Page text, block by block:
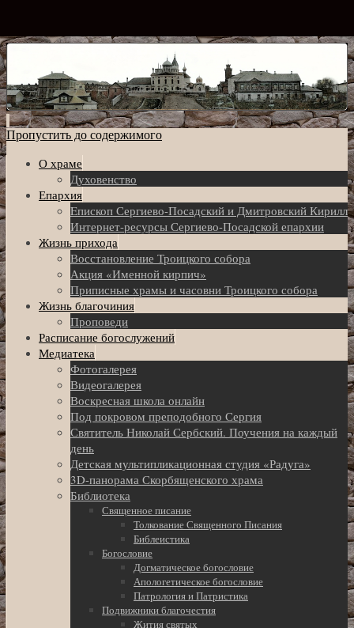
Пропустить до содержимого
О храме
Духовенство
Епархия
Eпископ Сергиево-Посадский и Дмитровский Кирилл
Интернет-ресурсы Сергиево-Посадской епархии
Жизнь прихода
Восстановление Троицкого собора
Акция «Именной кирпич»
Приписные храмы и часовни Троицкого собора
Жизнь благочиния
Проповеди
Расписание богослужений
Медиатека
Фотогалерея
Видеогалерея
Воскресная школа онлайн
Под покровом преподобного Сергия
Святитель Николай Сербский. Поучения на каждый
день
Детская мультипликационная студия «Радуга»
3D-панорама Скорбященского храма
Библиотека
Священное писание
Толкование Священного Писания
Библеистика
Богословие
Догматическое богословие
Апологетическое богословие
Патрология и Патристика
Подвижники благочестия
Жития святых